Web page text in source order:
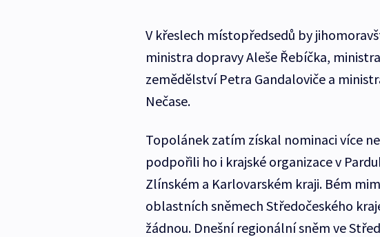
V křeslech místopředsedů by
ministra dopravy Aleše Řebíčka,
zemědělství Petra Gandaloviče a
Nečase.
Topolánek zatím získal nominaci více
podpořili ho i krajské organizace v
Zlínském a Karlovarském kraji. Bém
oblastních sněmech Středočeského
žádnou. Dnešní regionální sněm ve